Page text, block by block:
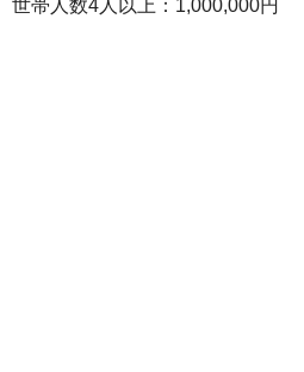
世帯人数4人以上：1,000,000円